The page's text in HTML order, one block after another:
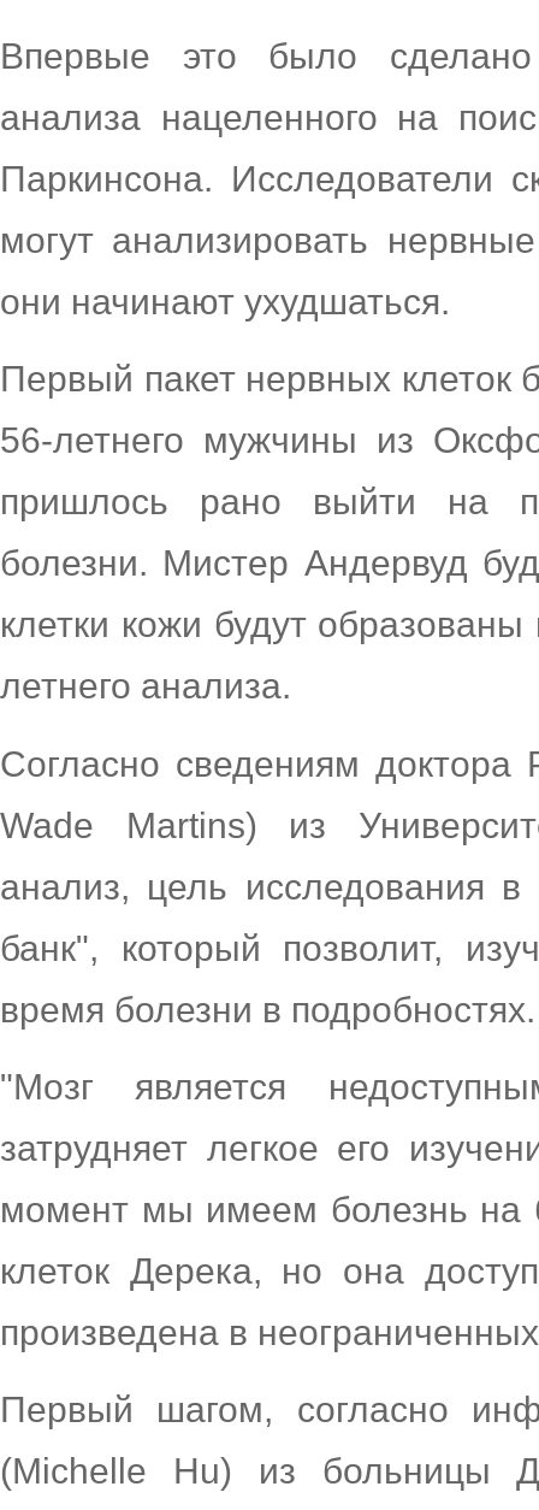
Впервые это было
анализа нацеленного на
Паркинсона. Исследователи
могут анализировать
они начинают ухудшаться.
Первый пакет нервных
56-летнего мужчины из
пришлось рано выйти на
болезни. Мистер Андервуд
клетки кожи будут
летнего анализа.
Согласно сведениям
Wade Martins) из
анализ, цель исследования
банк", который позволит,
время болезни в подробностях.
"Мозг является
затрудняет легкое его
момент мы имеем болезнь на
клеток Дерека, но она
произведена в
Первый шагом, согласно
(Michelle Hu) из больницы